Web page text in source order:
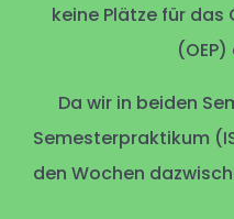
keine Plätze für
Da wir in beiden
Semesterpraktikum
den Wochen